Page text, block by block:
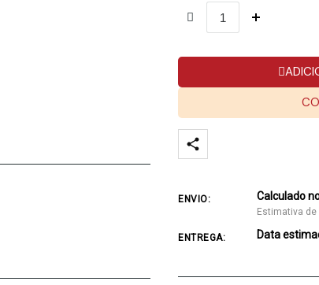
ENVIO: Calculado
Estimativa
ENTREGA: Data